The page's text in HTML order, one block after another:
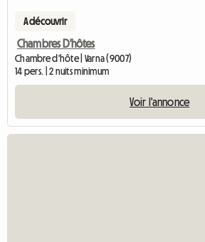
A découvrir
Chambres D'hôtes
Chambre d'hôte | Varna (9007)
14 pers. | 2 nuits minimum
Voir l'annonce